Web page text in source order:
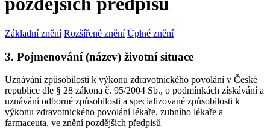
Základní znění Rozšířené znění Úplné znění
3. Pojmenování (název) životní situace
Uznávání způsobilosti k výkonu zdravotnického povolání v České
republice dle § 28 zákona č. 95/2004 Sb., o podmínkách získávání a
uznávání odborné způsobilosti a specializované způsobilosti k
výkonu zdravotnického povolání lékaře, zubního lékaře a
farmaceuta, ve znění pozdějších předpisů